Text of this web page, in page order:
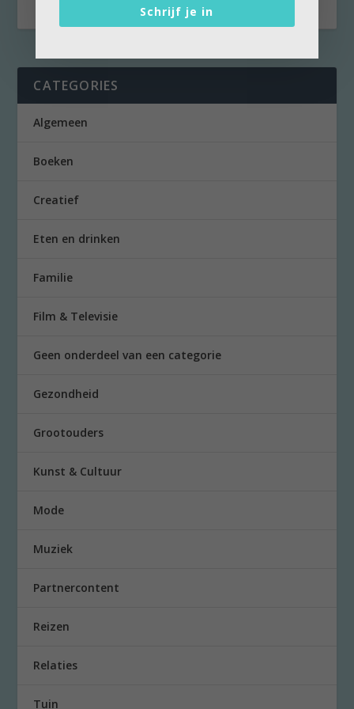
CATEGORIES
Algemeen
Boeken
Creatief
Eten en drinken
Familie
Film & Televisie
Geen onderdeel van een categorie
Gezondheid
Grootouders
Kunst & Cultuur
Mode
Muziek
Partnercontent
Reizen
Relaties
Tuin
Schrijf je in